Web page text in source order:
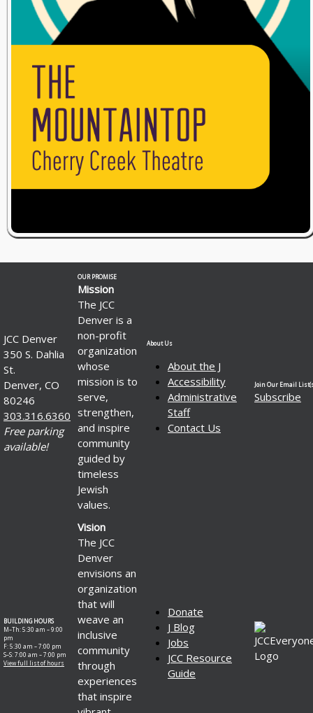
JCC Denver
350 S. Dahlia
St.
Denver, CO
80246
303.316.6360
Free parking
available!
OUR PROMISE
Mission
The JCC
Denver is a
non-profit
organization
whose
mission is to
serve,
strengthen,
and inspire
community
guided by
timeless
Jewish
values.
About Us
About the J
Accessibility
Administrative
Staff
Contact Us
Join Our Email
Subscribe
BUILDING HOURS
M–Th: 5:30 am – 9:00
pm
F: 5:30 am – 7:00 pm
S–S: 7:00 am – 7:00 pm
View full list of hours
Vision
The JCC
Denver
envisions an
organization
that will
weave an
inclusive
community
through
experiences
that inspire
Donate
J Blog
Jobs
JCC Resource
Guide